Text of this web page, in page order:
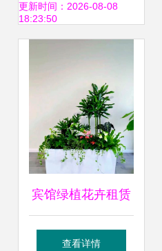
更新时间：2026-08-08
18:23:50
宾馆绿植花卉租赁
服务 美化空间、降
查看详情